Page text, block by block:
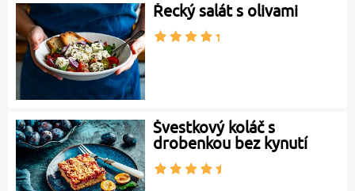
Řecký salát s olivami
Švestkový koláč s
drobenkou bez kynutí